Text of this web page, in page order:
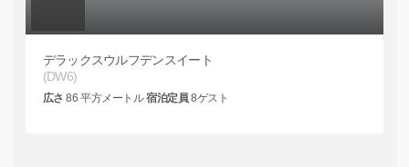
デラックスウルフデンスイート
(DW6)
広さ 86 平方メートル宿泊定員 8ゲスト